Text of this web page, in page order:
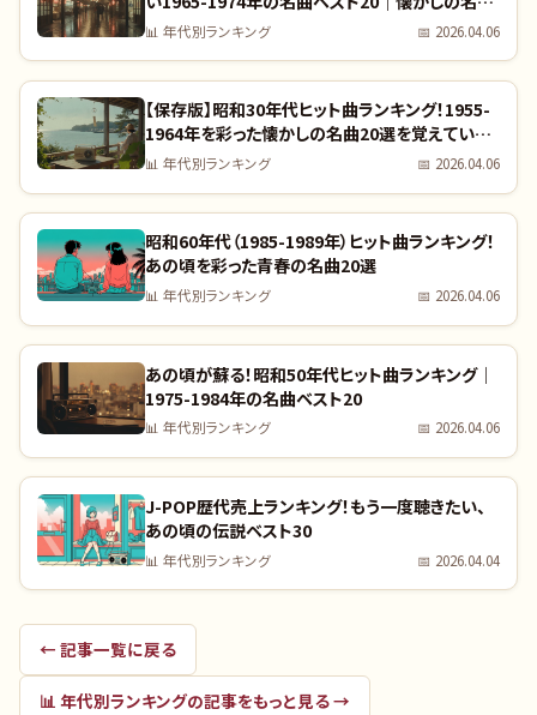
完全リスト
📊 年代別ランキング 📅 2026.04.06
【保存版】昭和30年代ヒット曲ランキング！1955-
1964年を彩った懐かしの名曲20選を覚えていま
すか？｜全曲リスト付き
📊 年代別ランキング 📅 2026.04.06
昭和60年代（1985-1989年）ヒット曲ランキング！
あの頃を彩った青春の名曲20選
📊 年代別ランキング 📅 2026.04.06
あの頃が蘇る！昭和50年代ヒット曲ランキング｜
1975-1984年の名曲ベスト20
📊 年代別ランキング 📅 2026.04.06
J-POP歴代売上ランキング！もう一度聴きたい、
あの頃の伝説ベスト30
📊 年代別ランキング 📅 2026.04.04
← 記事一覧に戻る
📊 年代別ランキングの記事をもっと見る →